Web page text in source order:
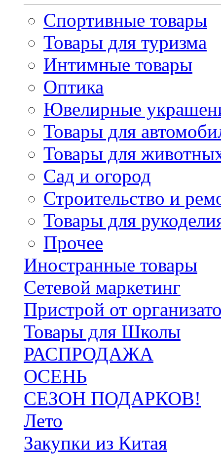
Спортивные товары
Товары для туризма
Интимные товары
Оптика
Ювелирные
Товары для
Товары для
Сад и огород
Строительство и
Товары для
Прочее
Иностранные товары
Сетевой маркетинг
Пристрой от
Товары для Школы
РАСПРОДАЖА
ОСЕНЬ
СЕЗОН ПОДАРКОВ!
Лето
Закупки из Китая